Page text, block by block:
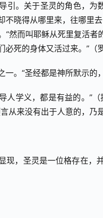
引。关于圣灵的角色，
不晓得从哪里来，往哪里
“然而叫耶稣从死里复活
死的身体又活过来。”（罗
。“圣经都是神所默示的，
人学义，都是有益的。”
从来没有出于人意的，乃
现，圣灵是一位格存在，